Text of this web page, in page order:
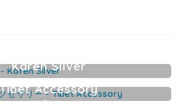
Karen Silver
カレンシルバーアクセサリー
Tibet Accessory
チベット仏具アクセサリー